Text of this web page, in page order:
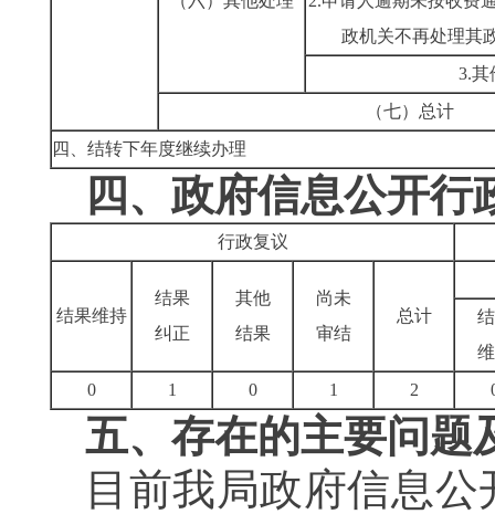
政机关不再处理其
3.其
（七）总计
四、结转下年度继续办理
四、政府信息公开
行政复议
结果维持
结果
纠正
其他
结果
尚未
审结
总计
0
1 0 1 2
五、存在的主要问题
目前我局政府信息